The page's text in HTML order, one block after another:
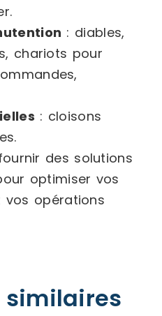
: diables,
chariots pour
: cloisons
des solutions
optimiser vos
opérations
similaires